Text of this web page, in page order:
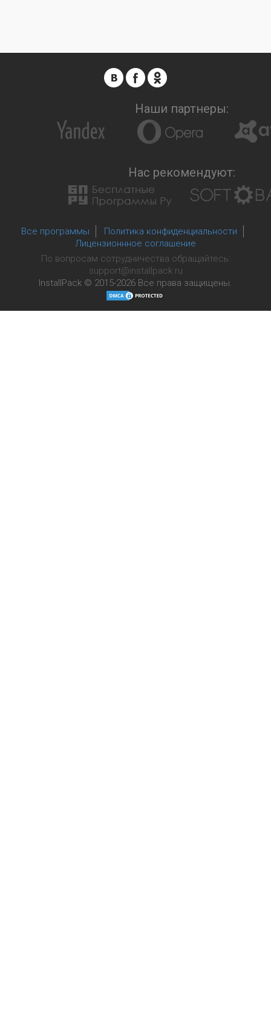
Наши партнеры:
Нас рекомендуют:
Все программы
Политика конфиденциальности
Лицензионнное соглашение
По вопросам сотрудничества обращайтесь:
support@installpack.ru
InstallPack © 2015-2026 Все права защищены.